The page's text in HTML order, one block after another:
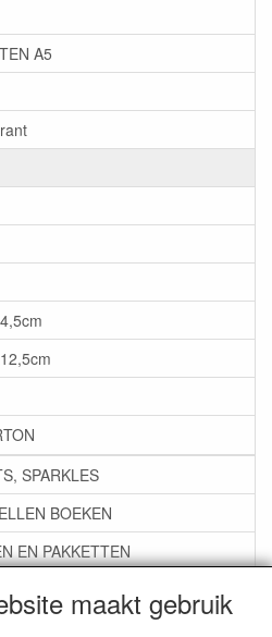
maakt gebruik
A5
SPARKLES
BOEKEN
EN PAKKETTEN
STEMPELS
TOEBEHOREN